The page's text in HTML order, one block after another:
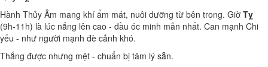
Hành Thủy Âm mang khí ẩm mát, nuôi dưỡng từ bên trong. Giờ Tỵ
(9h-11h) là lúc nắng lên cao - đầu óc minh mẫn nhất. Can mạnh Chi
yếu - như người mạnh đè cảnh khó.
Thắng được nhưng mệt - chuẩn bị tâm lý sẵn.